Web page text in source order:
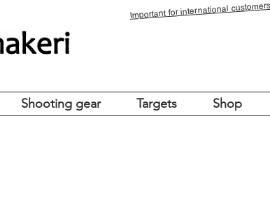
Importantfor international
Shooting gear Targets Shop